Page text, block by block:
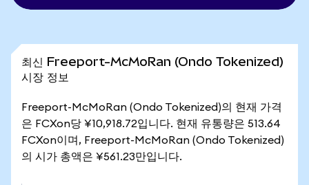
최신 Freeport-McMoRan (Ondo Tokenized)
시장 정보
Freeport-McMoRan (Ondo Tokenized)의 현재 가격
은 FCXon당 ¥10,918.72입니다. 현재 유통량은 513.64
FCXon이며, Freeport-McMoRan (Ondo Tokenized)
의 시가 총액은 ¥561.23만입니다.